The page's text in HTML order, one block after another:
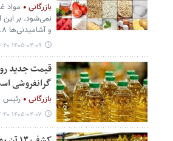
بازرگانی
مواد
و آشامیدنی‌ها ۱۱۳.۸درصد گزارش شده است.
۱۴۰۵-۰۲-۰۹ ۱۶:۴۰
قیمت جدید
گرانفروشی
بازرگانی رئیس
۱۴۰۵-۰۲-۰۷ ۱۷:۴۰